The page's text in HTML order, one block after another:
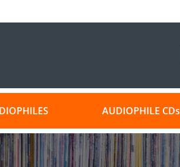
AUDIOPHILE CDs